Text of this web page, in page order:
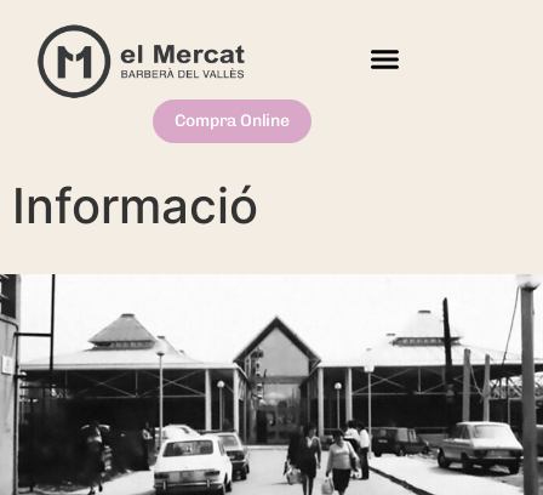
Compra Online
Informació